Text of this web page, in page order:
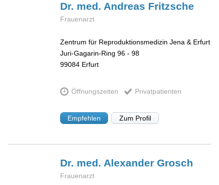
Dr. med. Andreas Fritzsche
Frauenarzt
Zentrum für Reproduktionsmedizin Jena & Erfurt
Juri-Gagarin-Ring 96 - 98
99084 Erfurt
Öffnungszeiten Privatpatienten
Empfehlen Zum Profil
Dr. med. AlexanderGrosch
Frauenarzt